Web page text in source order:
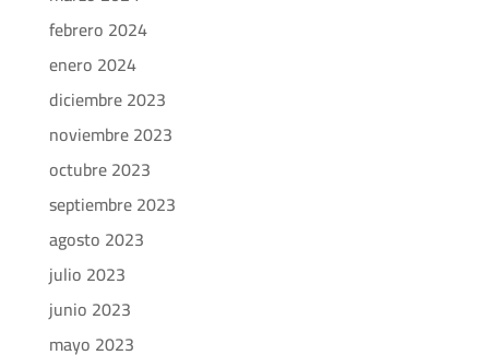
febrero 2024
enero 2024
diciembre 2023
noviembre 2023
octubre 2023
septiembre 2023
agosto 2023
julio 2023
junio 2023
mayo 2023